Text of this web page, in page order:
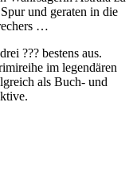
und geraten in die
…
??? bestens aus.
im legendären
als Buch- und